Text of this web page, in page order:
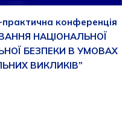
конференція
НАЦІОНАЛЬНОЇ
БЕЗПЕКИ В УМОВАХ
ВИКЛИКІВ”